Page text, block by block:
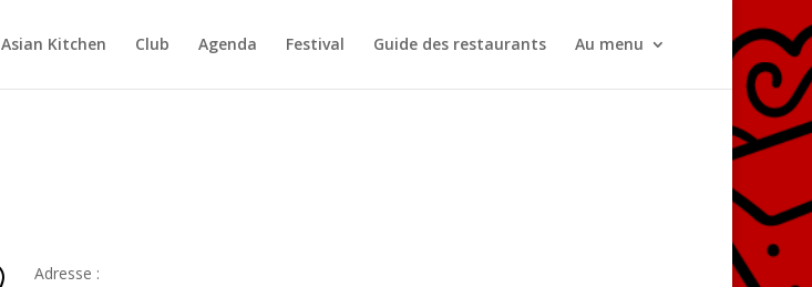
Asian Kitchen Club Agenda Festival Guide des restaurants Au menu
Adresse :